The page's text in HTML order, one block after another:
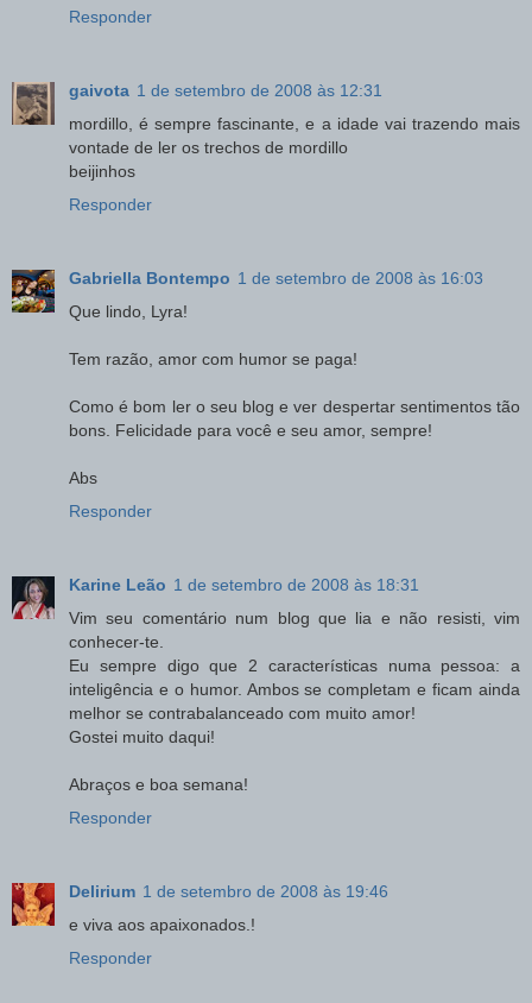
Responder
gaivota 1 de setembro de 2008 às 12:31
mordillo, é sempre fascinante, e a idade vai trazendo mais
vontade de ler os trechos de mordillo
beijinhos
Responder
Gabriella Bontempo 1 de setembro de 2008 às 16:03
Que lindo, Lyra!
Tem razão, amor com humor se paga!
Como é bom ler o seu blog e ver despertar sentimentos tão
bons. Felicidade para você e seu amor, sempre!
Abs
Responder
Karine Leão 1 de setembro de 2008 às 18:31
Vim seu comentário num blog que lia e não resisti, vim
conhecer-te.
Eu sempre digo que 2 características numa pessoa: a
inteligência e o humor. Ambos se completam e ficam ainda
melhor se contrabalanceado com muito amor!
Gostei muito daqui!
Abraços e boa semana!
Responder
Delirium 1 de setembro de 2008 às 19:46
e viva aos apaixonados.!
Responder